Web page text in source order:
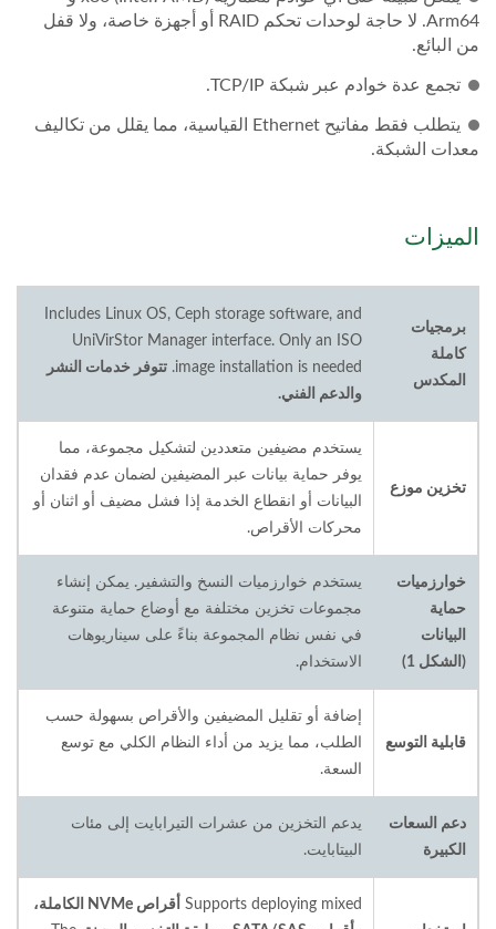
Arm64. لا حاجة لوحدات تحكم RAID أو أجهزة خاصة، ولا قفل
من البائع.
تجمع عدة خوادم عبر شبكة TCP/IP.
يتطلب فقط مفاتيح Ethernet القياسية، مما يقلل من تكاليف
معدات الشبكة.
الميزات
برمجيات
كاملة
المكدس
Includes Linux OS, Ceph storage software, and
UniVirStor Manager interface. Only an ISO
image installation is needed. تتوفر خدمات النشر
والدعم الفني.
تخزين موزع
يستخدم مضيفين متعددين لتشكيل مجموعة، مما
يوفر حماية بيانات عبر المضيفين لضمان عدم فقدان
البيانات أو انقطاع الخدمة إذا فشل مضيف أو اثنان أو
محركات الأقراص.
خوارزميات
حماية
البيانات
(الشكل 1)
يستخدم خوارزميات النسخ والتشفير. يمكن إنشاء
مجموعات تخزين مختلفة مع أوضاع حماية متنوعة
في نفس نظام المجموعة بناءً على سيناريوهات
الاستخدام.
قابلية التوسع
إضافة أو تقليل المضيفين والأقراص بسهولة حسب
الطلب، مما يزيد من أداء النظام الكلي مع توسع
السعة.
دعم السعات
الكبيرة
يدعم التخزين من عشرات التيرابايت إلى مئات
البيتابايت.
Supports deploying mixed
أقراص NVMe الكاملة،